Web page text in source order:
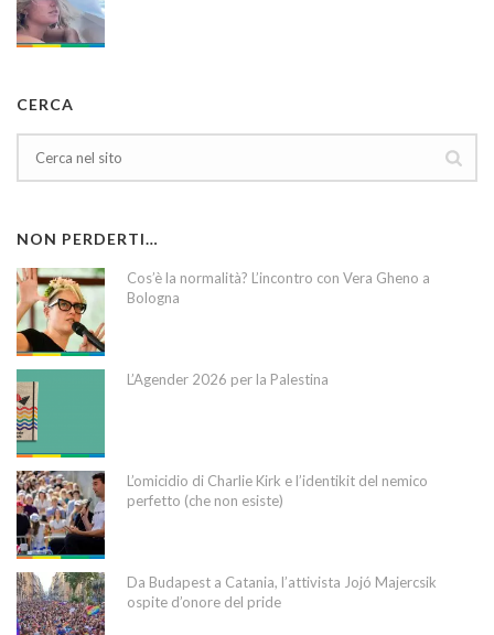
CERCA
NON PERDERTI…
Cos’è la normalità? L’incontro con Vera Gheno a
Bologna
L’Agender 2026 per la Palestina
L’omicidio di Charlie Kirk e l’identikit del nemico
perfetto (che non esiste)
Da Budapest a Catania, l’attivista Jojó Majercsik
ospite d’onore del pride